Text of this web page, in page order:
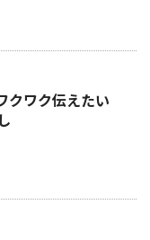
クワク伝えたい